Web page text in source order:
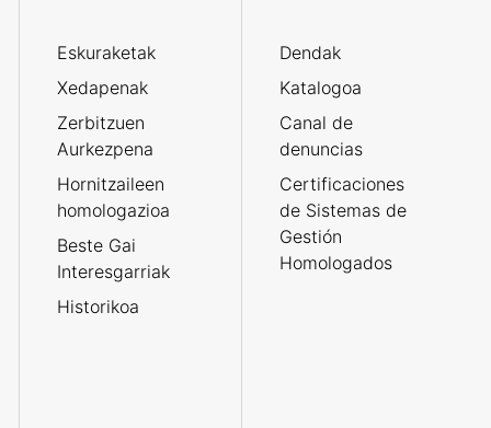
Eskuraketak
Xedapenak
Zerbitzuen
Aurkezpena
Hornitzaileen
homologazioa
Beste Gai
Interesgarriak
Historikoa
Dendak
Katalogoa
Canal de
denuncias
Certificaciones
de Sistemas de
Gestión
Homologados